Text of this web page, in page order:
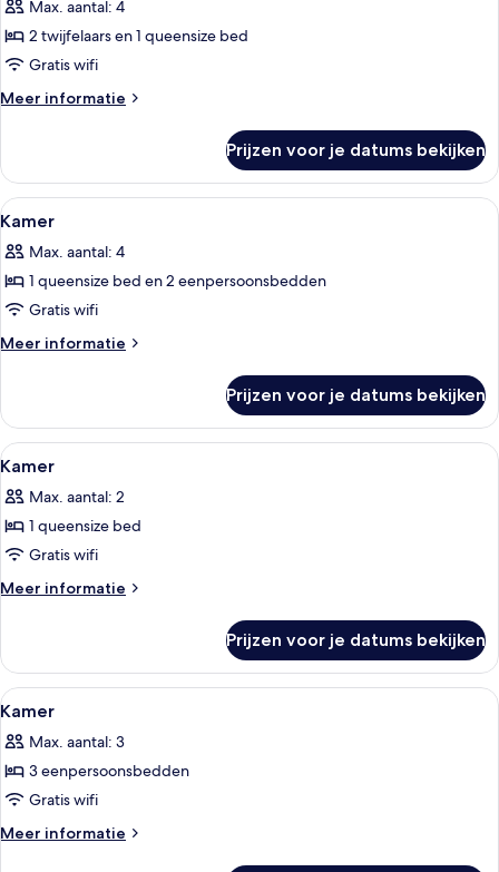
slaapkamers,
keuken,
op
laden
Max. aantal: 4
2 twijfelaars en 1 queensize bed
Gratis wifi
Meer informatie
Meer
suite,
slaapkamers,
uitzicht
op
stad
Prijzen voor je datums bekijken
Alle
foto's
voor
Kamer
laden
Hypoallergeen beddengoed, een
13
Kamer
Max. aantal: 4
1 queensize bed en 2 eenpersoonsbedden
Gratis wifi
Meer informatie
Meer
Prijzen voor je datums bekijken
Alle
foto's
voor
Kamer
laden
Hypoallergeen beddengoed, een
8
Kamer
Max. aantal: 2
1 queensize bed
Gratis wifi
Meer informatie
Meer
Prijzen voor je datums bekijken
Alle
foto's
voor
Kamer
laden
Hypoallergeen beddengoed, een
15
Kamer
Max. aantal: 3
3 eenpersoonsbedden
Gratis wifi
Meer informatie
Meer